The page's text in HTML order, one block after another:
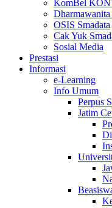
KomBel
Dharmawanita
OSIS Smadata
Cak Yuk
Sosial Media
Prestasi
Informasi
e-Learning
Info Umum
Perpus
Jatim